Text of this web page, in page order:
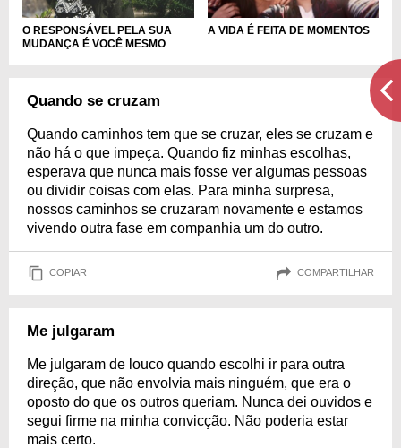
O RESPONSÁVEL PELA SUA
MUDANÇA É VOCÊ MESMO
A VIDA É FEITA DE MOMENTOS
Quando se cruzam
Quando caminhos tem que se cruzar, eles se cruzam e
não há o que impeça. Quando fiz minhas escolhas,
esperava que nunca mais fosse ver algumas pessoas
ou dividir coisas com elas. Para minha surpresa,
nossos caminhos se cruzaram novamente e estamos
vivendo outra fase em companhia um do outro.
COPIAR COMPARTILHAR
Me julgaram
Me julgaram de louco quando escolhi ir para outra
direção, que não envolvia mais ninguém, que era o
oposto do que os outros queriam. Nunca dei ouvidos e
segui firme na minha convicção. Não poderia estar
mais certo.